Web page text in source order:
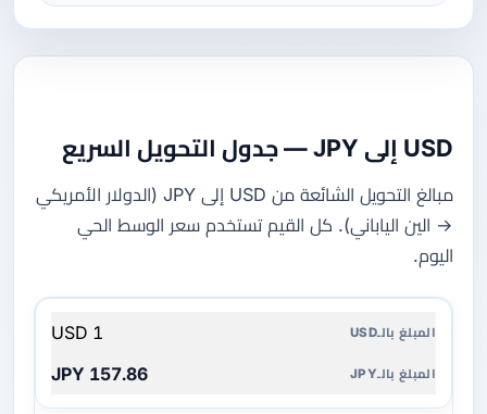
USD إلى JPY — جدول التحويل السريع
مبالغ التحويل الشائعة من USD إلى JPY (الدولار الأمريكي
→ الين الياباني). كل القيم تستخدم سعر الوسط الحي
اليوم.
بالـUSD
المبلغ
1 USD
157.86 JPY